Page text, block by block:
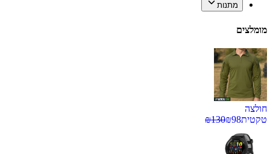
מתנות
מומלצים
חולצה
טקטית
₪98
₪130